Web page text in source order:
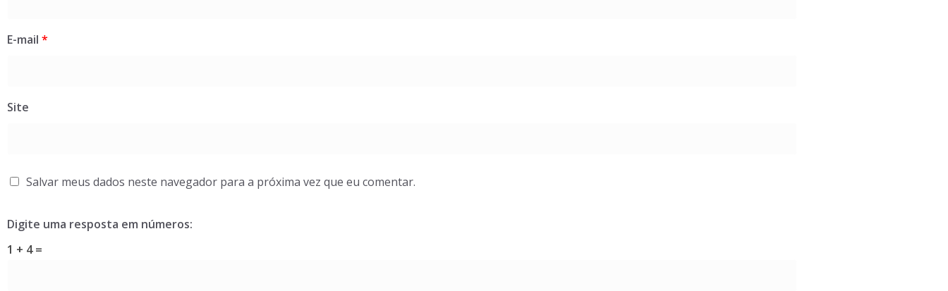
E-mail *
Site
Salvar meus dados neste navegador para a próxima vez que eu comentar.
Digite uma resposta em números:
1 + 4 =